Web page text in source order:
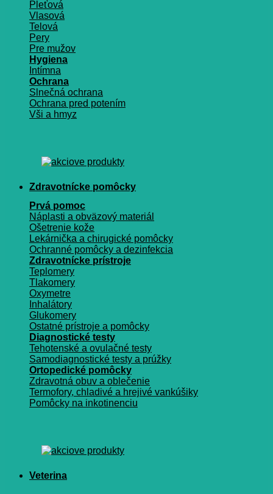
Pleťová
Vlasová
Telová
Pery
Pre mužov
Hygiena
Intímna
Ochrana
Slnečná ochrana
Ochrana pred potením
Vši a hmyz
Zdravotnícke pomôcky
Prvá pomoc
Náplasti a obväzový materiál
Ošetrenie kože
Lekárnička a chirugické pomôcky
Ochranné pomôcky a dezinfekcia
Zdravotnícke prístroje
Teplomery
Tlakomery
Oxymetre
Inhalátory
Glukomery
Ostatné prístroje a pomôcky
Diagnostické testy
Tehotenské a ovulačné testy
Samodiagnostické testy a prúžky
Ortopedické pomôcky
Zdravotná obuv a oblečenie
Termofory, chladivé a hrejivé vankúšiky
Pomôcky na inkotinenciu
Veterina